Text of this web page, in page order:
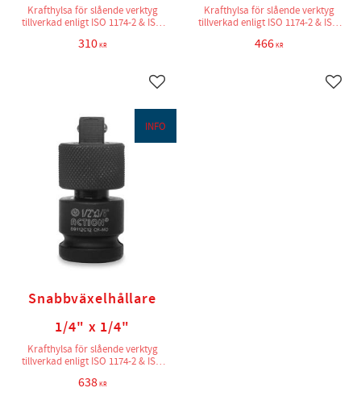
Krafthylsa för slående verktyg
tillverkad enligt ISO 1174-2 & ISO
310KR
Lägg till i favoriter
Krafthylsa för slående verktyg
tillverkad enligt ISO 1174-2 & ISO
466KR
Snabbväxelhållare
1/4" x 1/4"
Krafthylsa för slående verktyg
tillverkad enligt ISO 1174-2 & ISO
638KR
INFO